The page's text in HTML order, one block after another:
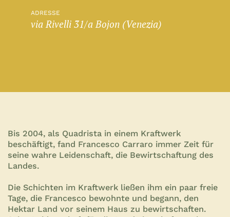
ADRESSE
via Rivelli 31/a Bojon (Venezia)
Bis 2004, als Quadrista in einem Kraftwerk
beschäftigt, fand Francesco Carraro immer Zeit für
seine wahre Leidenschaft, die Bewirtschaftung des
Landes.
Die Schichten im Kraftwerk ließen ihm ein paar freie
Tage, die Francesco bewohnte und begann, den
Hektar Land vor seinem Haus zu bewirtschaften.